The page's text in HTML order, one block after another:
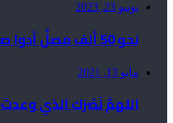
يونيو 23, 2023
نحو 50 ألف مصلٍّ أدوا صلاة الجمعة في الأقصى
مايو 13, 2021
اللهمَّ نَصْرَك الذي وعدتَ